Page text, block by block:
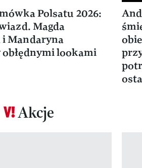
Polsatu 2026:
Magda
Mandaryna
obłędnymi lookami
Akcje